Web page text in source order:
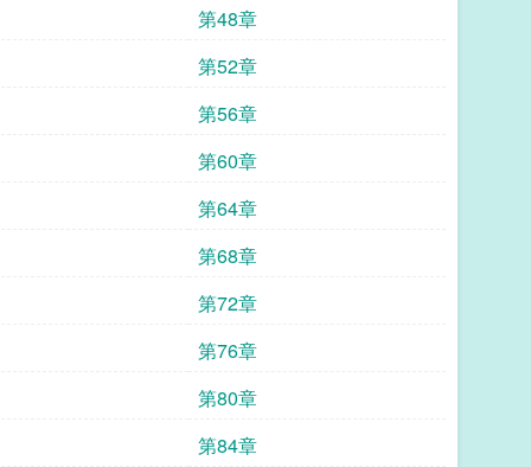
第48章
第52章
第56章
第60章
第64章
第68章
第72章
第76章
第80章
第84章